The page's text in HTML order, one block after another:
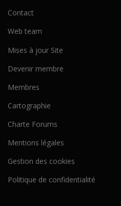
Contact
Web team
Mises à jour Site
Devenir membre
Membres
Cartographie
Charte Forums
Mentions légales
Gestion des cookies
Politique de confidentialité